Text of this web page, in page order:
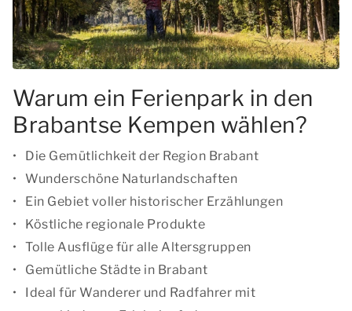
Warum ein Ferienpark in den
Brabantse Kempen wählen?
Die Gemütlichkeit der Region Brabant
Wunderschöne Naturlandschaften
Ein Gebiet voller historischer Erzählungen
Köstliche regionale Produkte
Tolle Ausflüge für alle Altersgruppen
Gemütliche Städte in Brabant
Ideal für Wanderer und Radfahrer mit